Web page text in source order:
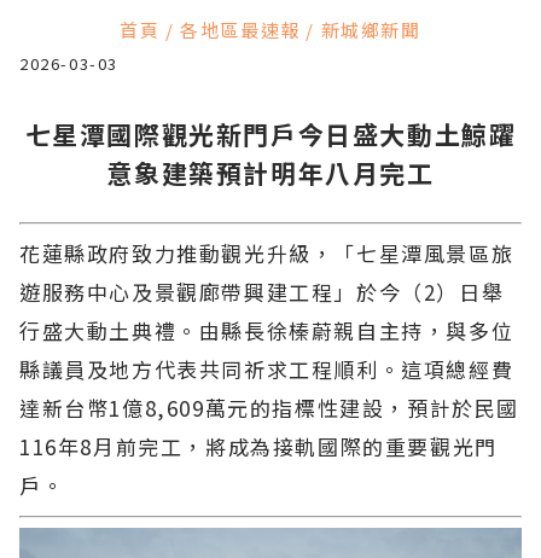
首頁 / 各地區最速報 / 新城鄉新聞
2026-03-03
七星潭國際觀光新門戶今日盛大動土鯨躍
意象建築預計明年八月完工
花蓮縣政府致力推動觀光升級，「七星潭風景區旅
遊服務中心及景觀廊帶興建工程」於今（2）日舉
行盛大動土典禮。由縣長徐榛蔚親自主持，與多位
縣議員及地方代表共同祈求工程順利。這項總經費
達新台幣1億8,609萬元的指標性建設，預計於民國
116年8月前完工，將成為接軌國際的重要觀光門
戶。